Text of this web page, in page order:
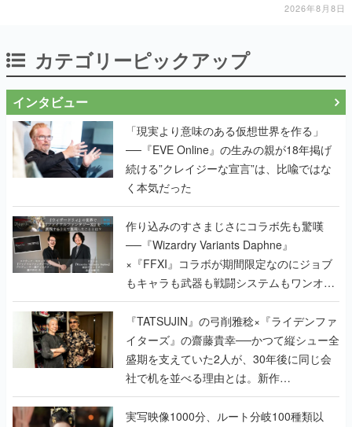
2026年8月8日
カテゴリーピックアップ
インタビュー
「現実より意味のある仮想世界を作る」
──『EVE Online』の生みの親が18年掲げ
続ける”クレイジーな宣言”は、比喩ではな
く本気だった
作り込みのすさまじさにコラボ先も驚嘆
──『Wizardry Variants Daphne』
×『FFXI』コラボが期間限定なのにジョブ
もキャラも武器も戦闘システムもワンオフ
で作り込まれた理由を両ディレクターに聞
く
『TATSUJIN』の弓削雅稔×『ライデンファ
イターズ』の齋藤貴幸──かつて縦シュー全
盛期を支えていた2人が、30年後に同じ会
社で机を並べる理由とは。新作
『TATSUJIN EXTREME』で初タッグを組
んだレジェンド2人に訊く開発秘話
実写映像1000分、ルート分岐100種類以